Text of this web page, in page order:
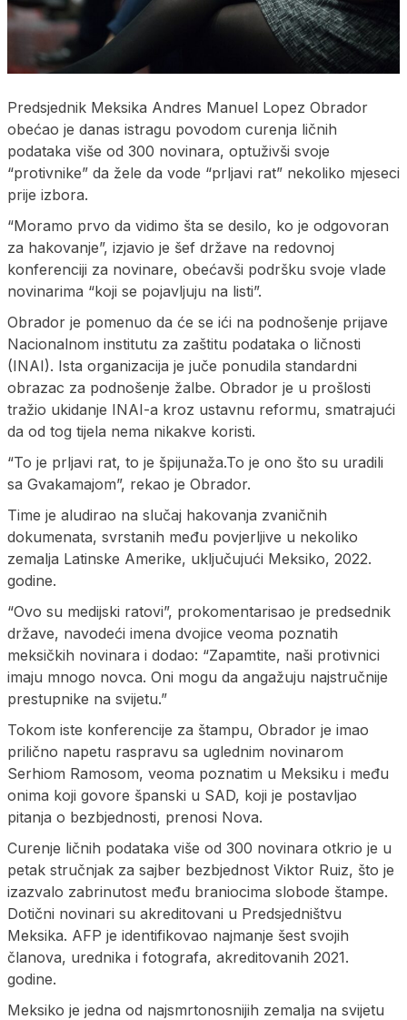
Predsjednik Meksika Andres Manuel Lopez Obrador
obećao je danas istragu povodom curenja ličnih
podataka više od 300 novinara, optuživši svoje
“protivnike” da žele da vode “prljavi rat” nekoliko mjeseci
prije izbora.
“Moramo prvo da vidimo šta se desilo, ko je odgovoran
za hakovanje”, izjavio je šef države na redovnoj
konferenciji za novinare, obećavši podršku svoje vlade
novinarima “koji se pojavljuju na listi”.
Obrador je pomenuo da će se ići na podnošenje prijave
Nacionalnom institutu za zaštitu podataka o ličnosti
(INAI). Ista organizacija je juče ponudila standardni
obrazac za podnošenje žalbe. Obrador je u prošlosti
tražio ukidanje INAI-a kroz ustavnu reformu, smatrajući
da od tog tijela nema nikakve koristi.
“To je prljavi rat, to je špijunaža.To je ono što su uradili
sa Gvakamajom”, rekao je Obrador.
Time je aludirao na slučaj hakovanja zvaničnih
dokumenata, svrstanih među povjerljive u nekoliko
zemalja Latinske Amerike, uključujući Meksiko, 2022.
godine.
“Ovo su medijski ratovi”, prokomentarisao je predsednik
države, navodeći imena dvojice veoma poznatih
meksičkih novinara i dodao: “Zapamtite, naši protivnici
imaju mnogo novca. Oni mogu da angažuju najstručnije
prestupnike na svijetu.”
Tokom iste konferencije za štampu, Obrador je imao
prilično napetu raspravu sa uglednim novinarom
Serhiom Ramosom, veoma poznatim u Meksiku i među
onima koji govore španski u SAD, koji je postavljao
pitanja o bezbjednosti, prenosi Nova.
Curenje ličnih podataka više od 300 novinara otkrio je u
petak stručnjak za sajber bezbjednost Viktor Ruiz, što je
izazvalo zabrinutost među braniocima slobode štampe.
Dotični novinari su akreditovani u Predsjedništvu
Meksika. AFP je identifikovao najmanje šest svojih
članova, urednika i fotografa, akreditovanih 2021.
godine.
Meksiko je jedna od najsmrtonosnijih zemalja na svijetu